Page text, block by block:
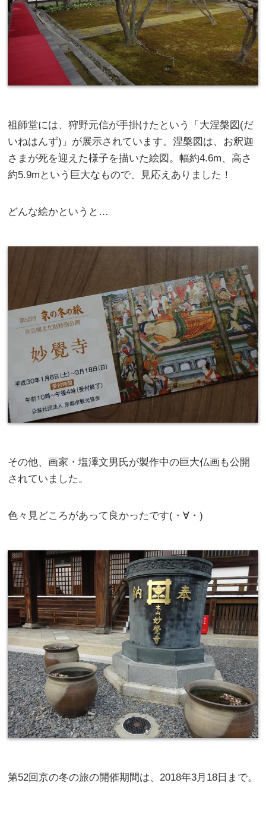
祖師堂には、狩野元信が手掛けたという「大涅槃図(だ
いねはんず)」が展示されています。涅槃図は、お釈迦
さまが死を迎えた様子を描いた絵図。幅約4.6m、高さ
約5.9mという巨大なもので、見応えありました！
どんな絵かというと…
その他、画家・塩澤文男氏が製作中の巨大仏画も公開
されていました。
色々見どころがあって良かったです(・∀・)
第52回京の冬の旅の開催期間は、2018年3月18日まで。